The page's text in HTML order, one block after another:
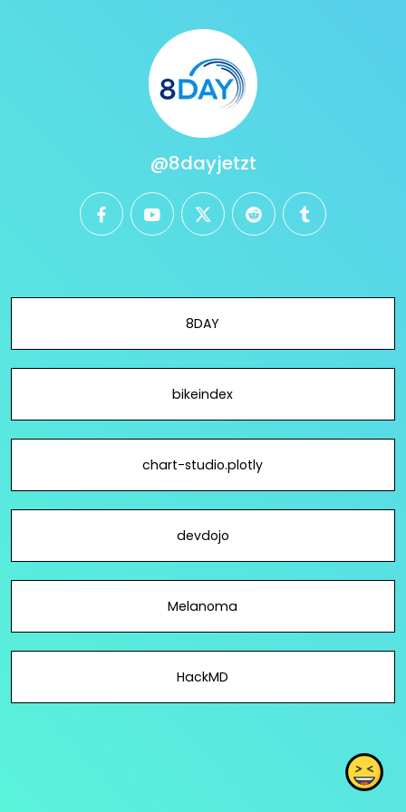
@8dayjetzt
facebookyoutubetwitterreddit tumblr
8DAY
bikeindex
chart-studio.plotly
devdojo
Melanoma
HackMD